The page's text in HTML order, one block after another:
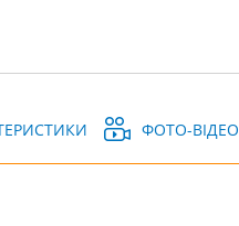
ФОТО-ВІДЕО